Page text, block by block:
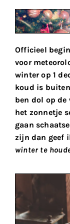
Officieel
voor
winter op 1
koud is
ben dol op de
het zonnetje
gaan
zijn dan geef
winter te